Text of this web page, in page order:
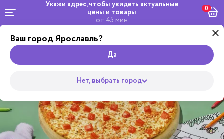
Укажи адрес, чтобы увидеть актуальные
цены и товары
от 45 мин
Ваш город Ярославль?
Да
Нет, выбрать город
0
Роллы
Комбо и
Пицца